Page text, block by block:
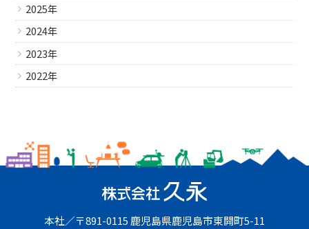
2025年
2024年
2023年
2022年
本社 〒891-0115 鹿児島県鹿児島市東開町5-11